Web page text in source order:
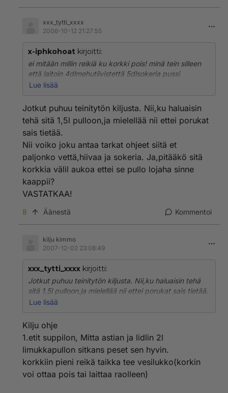
xxx_tytti_xxxx
2006-10-12 21:27:55
x-iphkohoat kirjoitti:
ei mitään millin reikiä ku korkki pois! minä tein silleen
että laitoin 4dlmehutiivistettä 5dlsokeria pussi
kuivahiivaa ja 2litraa lämmintä vettä annoin olla viikon
Lue lisää
Jotkut puhuu teinitytön kiljusta. Nii,ku haluaisin
tehä sitä 1,5l pulloon,ja mielellää nii ettei porukat
sais tietää.
Nii voiko joku antaa tarkat ohjeet siitä et
paljonko vettä,hiivaa ja sokeria. Ja,pitääkö sitä
korkkia välil aukoa ettei se pullo lojaha sinne
kaappii?
VASTATKAA!
8 Äänestä Kommentoi
kilju kimmo
2007-12-02 23:08:49
xxx_tytti_xxxx kirjoitti:
Jotkut puhuu teinitytön kiljusta. Nii,ku haluaisin tehä
sitä 1,5l pulloon,ja mielellää nii ettei porukat sais tietää.
Nii voiko joku antaa tarkat ohjeet siitä et paljonko
aukoa ettei se pullo lojaha sinne kaappii?
VASTATKAA!
Lue lisää
Kilju ohje
1.etit suppilon, Mitta astian ja lidlin 2l
limukkapullon sitkans peset sen hyvin.
korkkiin pieni reikä taikka tee vesilukko(korkin
voi ottaa pois tai laittaa raolleen)